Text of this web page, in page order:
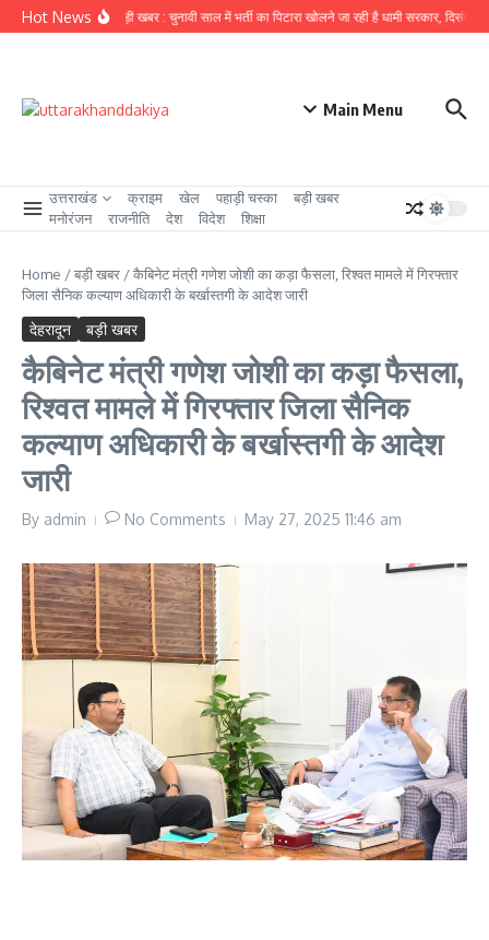
Skip to content
Hot News
उत्तराखंड से बड़ी खबर : चुनावी साल में भर्ती का पिटारा खोलने जा रही है धामी सरकार, दिसंबर
Main Menu
उत्तराखंड क्राइम खेल पहाड़ी चस्का
बड़ी खबर
मनोरंजन
राजनीति देश विदेश शिक्षा
Home /बड़ी खबर /कैबिनेट मंत्री गणेश जोशी का‌ कड़ा‌‌ फैसला, रिश्वत मामले में गिरफ्तार
जिला सैनिक कल्याण अधिकारी के बर्खास्तगी के आदेश जारी
देहरादून बड़ी खबर
कैबिनेट मंत्री गणेश जोशी का‌ कड़ा‌‌ फैसला,
रिश्वत मामले में गिरफ्तार जिला सैनिक
कल्याण अधिकारी के बर्खास्तगी के आदेश
जारी
By admin No Comments May 27, 2025 11:46 am